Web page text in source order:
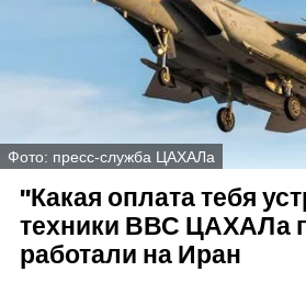
Фото: пресс-служба ЦАХАЛа
"Какая оплата тебя
техники ВВС ЦАХАЛа
работали на Иран